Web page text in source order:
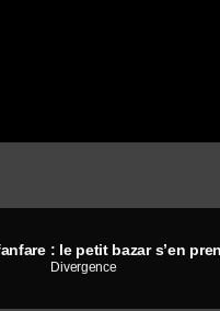
Divergence